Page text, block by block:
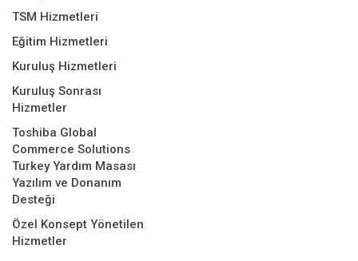
TSM Hizmetleri
Eğitim Hizmetleri
Kuruluş Hizmetleri
Kuruluş Sonrası
Hizmetler
Toshiba Global
Commerce Solutions
Turkey Yardım Masası
Yazılım ve Donanım
Desteği
Özel Konsept Yönetilen
Hizmetler